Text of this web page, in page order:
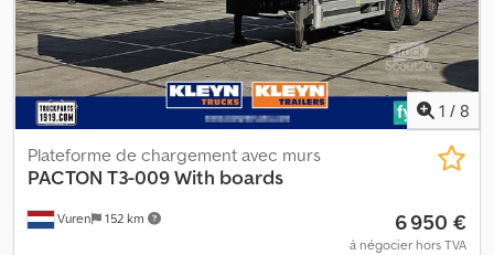
1 / 8
Vuren 152 km
Plateforme de chargement avec murs
PACTON T3-009 With boards
6 950 €
à négocier hors TVA